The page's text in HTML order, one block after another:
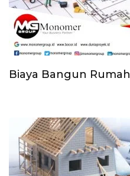
Biaya Bangun Rumah